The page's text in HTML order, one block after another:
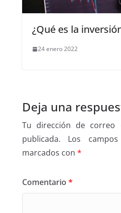
¿Qué es la
24 enero 2022
Deja una
Tu dirección de correo
publicada.
Los
marcados con *
Comentario *